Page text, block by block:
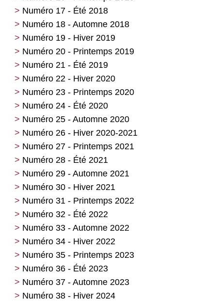
Numéro 17 - Été 2018
Numéro 18 - Automne 2018
Numéro 19 - Hiver 2019
Numéro 20 - Printemps 2019
Numéro 21 - Été 2019
Numéro 22 - Hiver 2020
Numéro 23 - Printemps 2020
Numéro 24 - Été 2020
Numéro 25 - Automne 2020
Numéro 26 - Hiver 2020-2021
Numéro 27 - Printemps 2021
Numéro 28 - Été 2021
Numéro 29 - Automne 2021
Numéro 30 - Hiver 2021
Numéro 31 - Printemps 2022
Numéro 32 - Été 2022
Numéro 33 - Automne 2022
Numéro 34 - Hiver 2022
Numéro 35 - Printemps 2023
Numéro 36 - Été 2023
Numéro 37 - Automne 2023
Numéro 38 - Hiver 2024